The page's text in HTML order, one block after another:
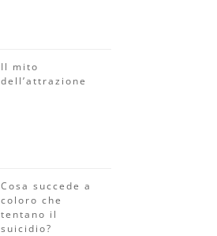
Il mito
dell’attrazione
Cosa succede a
coloro che
tentano il
suicidio?